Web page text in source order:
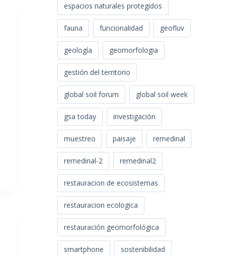
espacios naturales protegidos
fauna funcionalidad geofluv
geología geomorfologia
gestión del territorio
global soil forum global soil week
gsa today investigación
muestreo paisaje remedinal
remedinal-2 remedinal2
restauracion de ecosistemas
restauracion ecologica
restauración geomorfológica
smartphone sostenibilidad